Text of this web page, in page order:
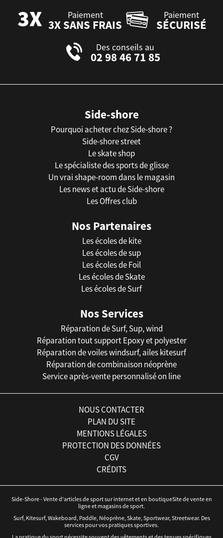
Paiement
3X SANS FRAIS
Paiement
SÉCURISÉ
Des conseils au
02 98 46 71 85
Side-shore
Pourquoi acheter chez Side-shore ?
Side-shore street
Le skate shop
Le spécialiste des sports de glisse
Un vrai shape-room dans le magasin
Les news et actu de Side-shore
Les Offres club
Nos Partenaires
Les écoles de kite
Les écoles de sup
Les écoles de Foil
Les écoles de Skate
Les écoles de Surf
Nos Services
Réparation de Surf, Sup, wind
Réparation tout support Epoxy et polyester
Réparation de voiles windsurf, ailes kitesurf
Réparation de combinaison néoprène
Service après-vente personnalisé on line
NOUS CONTACTER
PLAN DU SITE
MENTIONS LÉGALES
PROTECTION DES DONNÉES
CGV
CRÉDITS
Side-Shore - Vente d'articles de sport sur internet et en boutiqueSite de vente en
ligne et magasins de sport.
Surf, Kitesurf, Wakeboard, Paddle, Néoprène, Skate, Sportwear, Streetwear. Des
services pour vos pratiques sportives.